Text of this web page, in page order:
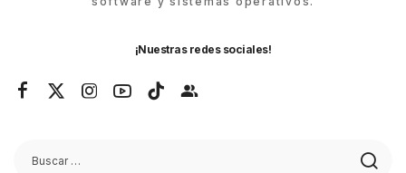
¡Nuestras redes sociales!